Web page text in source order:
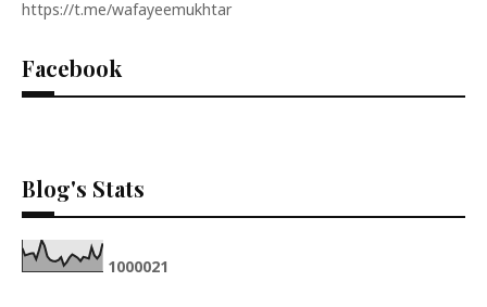
https://t.me/wafayeemukhtar
Facebook
Blog's Stats
1000021